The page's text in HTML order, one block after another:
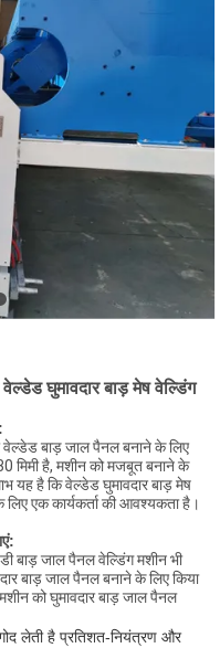
घुमावदार बाड़ मेष वेल्डिंग
वेल्डेड बाड़ जाल पैनल बनाने के लिए
मिमी है, मशीन को मजबूत बनाने के
यह है कि वेल्डेड घुमावदार बाड़ मेष
एक कार्यकर्ता की आवश्यकता है।
बाड़ जाल पैनल वेल्डिंग मशीन भी
बाड़ जाल पैनल बनाने के लिए किया
को घुमावदार बाड़ जाल पैनल
लेती है प्रतिशत-नियंत्रण और